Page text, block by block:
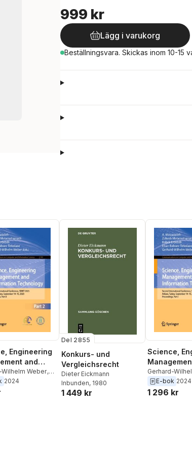
999 kr
Lägg i varukorg
Beställningsvara. Skickas inom 10-15
Engineering
and
Wilhelm Weber,
Tirkolaee
2024
Del 2855
Konkurs- und
Vergleichsrecht
Dieter Eickmann
Inbunden, 1980
1 449 kr
Science,
Information
Technology
Gerhard-
Erfan Babaee
Babek Erdebilli
E-bok 2024
1 296 kr